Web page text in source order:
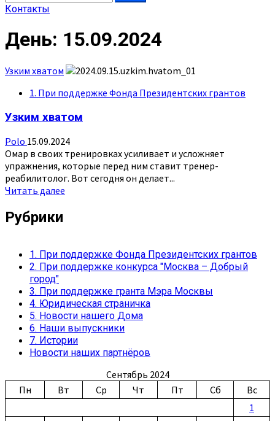
Контакты
День: 15.09.2024
Узким хватом
1. При поддержке Фонда Президентских грантов
Узким хватом
Polo 15.09.2024
Омар в своих тренировках усиливает и усложняет
упражнения, которые перед ним ставит тренер-
реабилитолог. Вот сегодня он делает...
Читать далее
Рубрики
1. При поддержке Фонда Президентских грантов
2. При поддержке конкурса "Москва – Добрый
город"
3. При поддержке гранта Мэра Москвы
4. Юридическая страничка
5. Новости нашего Дома
6. Наши выпускники
7. Истории
Новости наших партнёров
Сентябрь 2024
Пн
Вт Ср Чт Пт Сб
Вс
1